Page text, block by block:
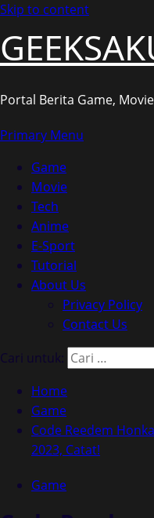
Skip to content
Portal Berita Game,
Primary Menu
Game
Movie
Tech
Anime
E-Sport
Tutorial
About Us
Privacy Policy
Contact Us
Cari untuk:
Home
Game
Code Reedem
2023, Catat!
Game